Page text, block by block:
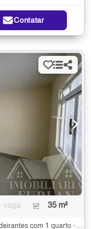
Contatar
- vaga 35 m²
Apartamento para Alugar na Vila Bandeirantes com 1 quarto - 35 m²